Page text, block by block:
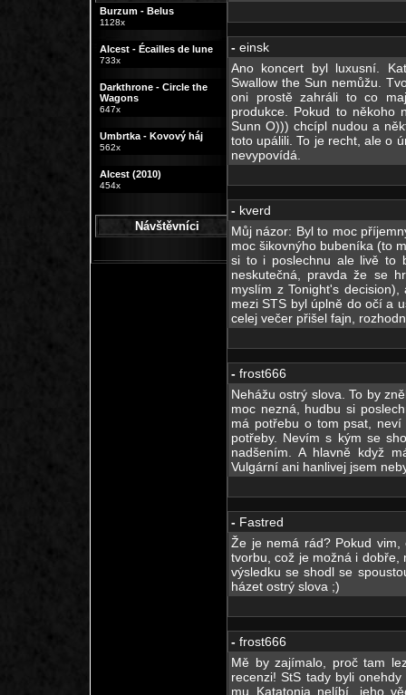
Burzum - Belus
1128x
Alcest - Écailles de lune
733x
Darkthrone - Circle the
Wagons
647x
Umbrtka - Kovový háj
562x
Alcest (2010)
454x
Návštěvníci
- einsk
Ano koncert byl luxusní.
Swallow the Sun nemůžu.
oni prostě zahráli to co
produkce. Pokud to někoho
Sunn O))) chcípl nudou a
toto upálili. To je recht, ale o
nevypovídá.
- kverd
Můj názor: Byl to moc
moc šikovnýho bubeníka (to
si to i poslechnu ale livě to
neskutečná, pravda že se
myslím z Tonight's
mezi STS byl úplně do očí a
celej večer přišel fajn,
- frost666
Nehážu ostrý slova. To by
moc nezná, hudbu si
má potřebu o tom psat,
potřeby. Nevím s kým se
nadšením. A hlavně když
Vulgární ani hanlivej jsem
- Fastred
Že je nemá rád? Pokud
tvorbu, což je možná i dobře,
výsledku se shodl se
házet ostrý slova ;)
- frost666
Mě by zajímalo, proč tam
recenzi! StS tady byli
mu Katatonia nelíbí, jeho